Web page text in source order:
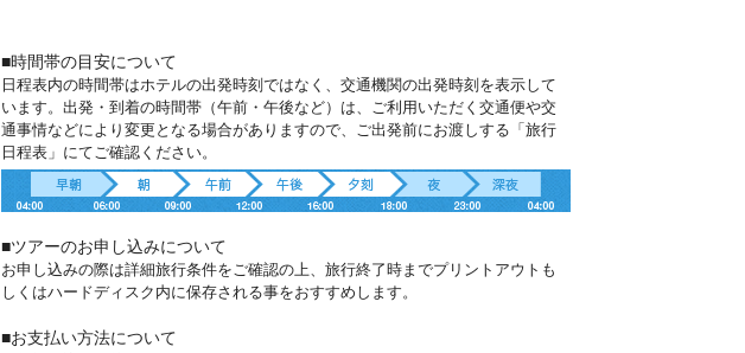
■時間帯の目安について
日程表内の時間帯はホテルの出発時刻ではなく、交通機関の出発時刻を表示して
います。出発・到着の時間帯（午前・午後など）は、ご利用いただく交通便や交
通事情などにより変更となる場合がありますので、ご出発前にお渡しする「旅行
日程表」にてご確認ください。
■ツアーのお申し込みについて
お申し込みの際は詳細旅行条件をご確認の上、旅行終了時までプリントアウトも
しくはハードディスク内に保存される事をおすすめします。
■お支払い方法について